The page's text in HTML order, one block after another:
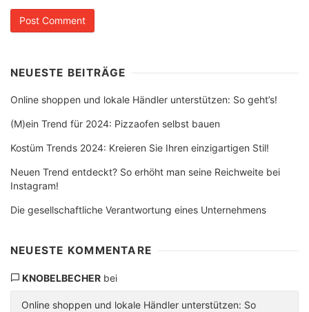
NEUESTE BEITRÄGE
Online shoppen und lokale Händler unterstützen: So geht’s!
(M)ein Trend für 2024: Pizzaofen selbst bauen
Kostüm Trends 2024: Kreieren Sie Ihren einzigartigen Stil!
Neuen Trend entdeckt? So erhöht man seine Reichweite bei
Instagram!
Die gesellschaftliche Verantwortung eines Unternehmens
NEUESTE KOMMENTARE
KNOBELBECHERbei
Online shoppen und lokale Händler unterstützen: So